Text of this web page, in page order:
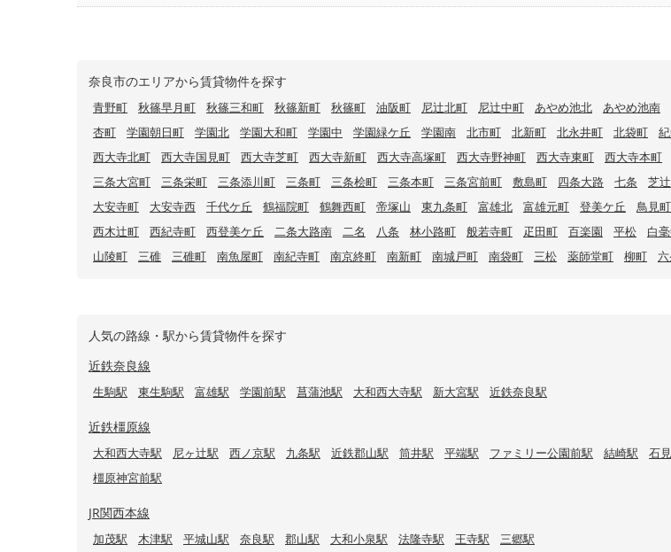
奈良市のエリアから賃貸物件を探す
青野町 秋篠早月町 秋篠三和町 秋篠新町 秋篠町 油阪町 尼辻北町 尼辻中町 あやめ池北 あやめ池南
杏町
学園朝日町 学園北 学園大和町 学園中 学園緑ケ丘 学園南 北市町 北新町 北永井町 北袋町
西大寺北町
西大寺国見町 西大寺芝町 西大寺新町 西大寺高塚町 西大寺野神町 西大寺東町 西大寺本町
三条大宮町
三条栄町 三条添川町 三条町 三条桧町 三条本町 三条宮前町 敷島町 四条大路 七条 芝
大安寺町
大安寺西 千代ケ丘 鶴福院町 鶴舞西町 帝塚山 東九条町 富雄北 富雄元町 登美ケ丘 鳥見町
西木辻町
西紀寺町 西登美ケ丘 二条大路南 二名 八条 林小路町 般若寺町 疋田町 百楽園 平松 白
山陵町
三碓 三碓町 南魚屋町 南紀寺町 南京終町 南新町 南城戸町 南袋町 三松 薬師堂町 柳町
人気の路線・駅から賃貸物件を探す
近鉄奈良線
生駒駅 東生駒駅 富雄駅 学園前駅 菖蒲池駅 大和西大寺駅 新大宮駅 近鉄奈良駅
近鉄橿原線
大和西大寺駅 尼ヶ辻駅 西ノ京駅 九条駅 近鉄郡山駅 筒井駅 平端駅 ファミリー公園前駅 結崎駅 石
橿原神宮前駅
JR関西本線
加茂駅 木津駅 平城山駅 奈良駅 郡山駅 大和小泉駅 法隆寺駅 王寺駅 三郷駅